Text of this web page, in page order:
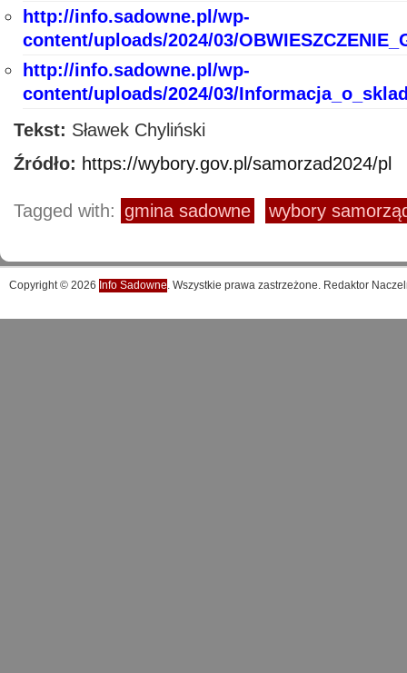
http://info.sadowne.pl/wp-
content/uploads/2024/03/
http://info.sadowne.pl/wp-
content/uploads/2024/03/
Tekst: Sławek Chyliński
Źródło: https://wybory.gov.pl/samorzad2024/pl
Tagged with: gmina sadowne wybory
Copyright © 2026 Info Sadowne. Wszystkie prawa zastrzeżone. Redaktor